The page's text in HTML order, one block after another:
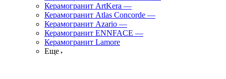
Керамогранит ArtKera —
Керамогранит Atlas Concorde —
Керамогранит Azario —
Керамогранит ENNFACE —
Керамогранит Lamore
Еще